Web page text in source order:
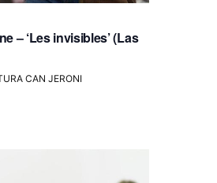
– ‘Les invisibles’ (Las
CAN JERONI